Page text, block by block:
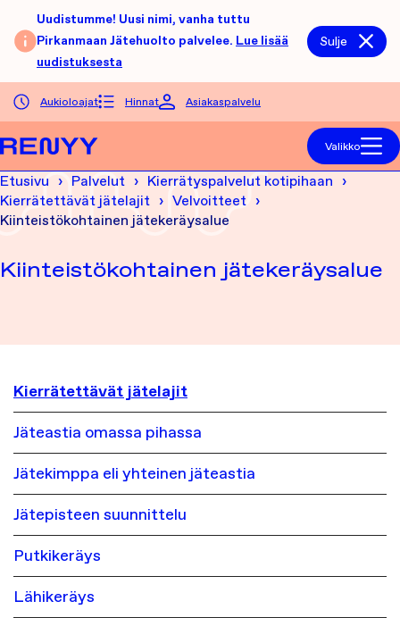
Siirry sisältöön
Uudistumme! Uusi nimi, vanha tuttu
Pirkanmaan Jätehuolto palvelee. Lue lisää
uudistuksesta
Sulje
Aukioloajat Hinnat Asiakaspalvelu
Valikko
Etusivu Palvelut
Kierrätyspalvelut kotipihaan
Kierrätettävät jätelajit
Velvoitteet
Kiinteistökohtainen jätekeräysalue
Kiinteistökohtainen jätekeräysalue
Kierrätettävät jätelajit
Jäteastia omassa pihassa
Jätekimppa eli yhteinen jäteastia
Jätepisteen suunnittelu
Putkikeräys
Lähikeräys